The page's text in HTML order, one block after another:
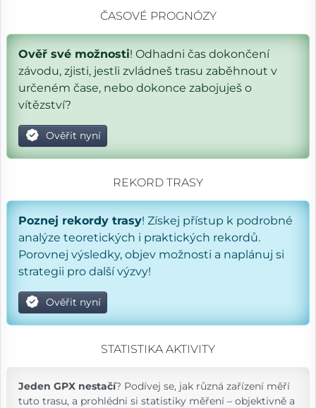
ČASOVÉ PROGNÓZY
Ověř své možnosti! Odhadni čas dokončení
závodu, zjisti, jestli zvládneš trasu zaběhnout v
určeném čase, nebo dokonce zabojuješ o
vítězství?
Ověřit nyní
REKORD TRASY
Poznej rekordy trasy! Získej přístup k podrobné
analýze teoretických i praktických rekordů.
Porovnej výsledky, objev možnosti a naplánuj si
strategii pro další výzvy!
Ověřit nyní
STATISTIKA AKTIVITY
Jeden GPX nestačí? Podívej se, jak různá zařízení měří
tuto trasu, a prohlédni si statistiky měření – objektivně a